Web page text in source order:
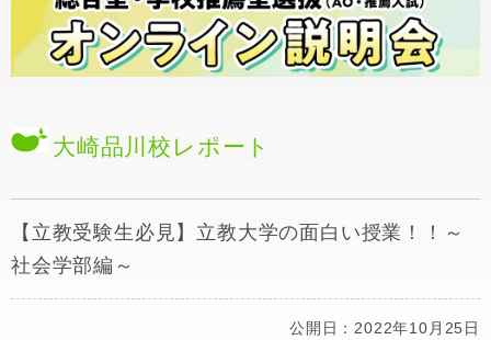
大崎品川校 レポート
【立教受験生必見】立教大学の面白い授業！！～
社会学部編～
公開日：2022年10月25日